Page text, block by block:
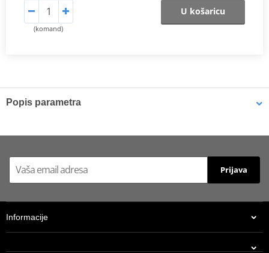
(komand)
U košaricu
Popis parametra
Prijava
Informacije